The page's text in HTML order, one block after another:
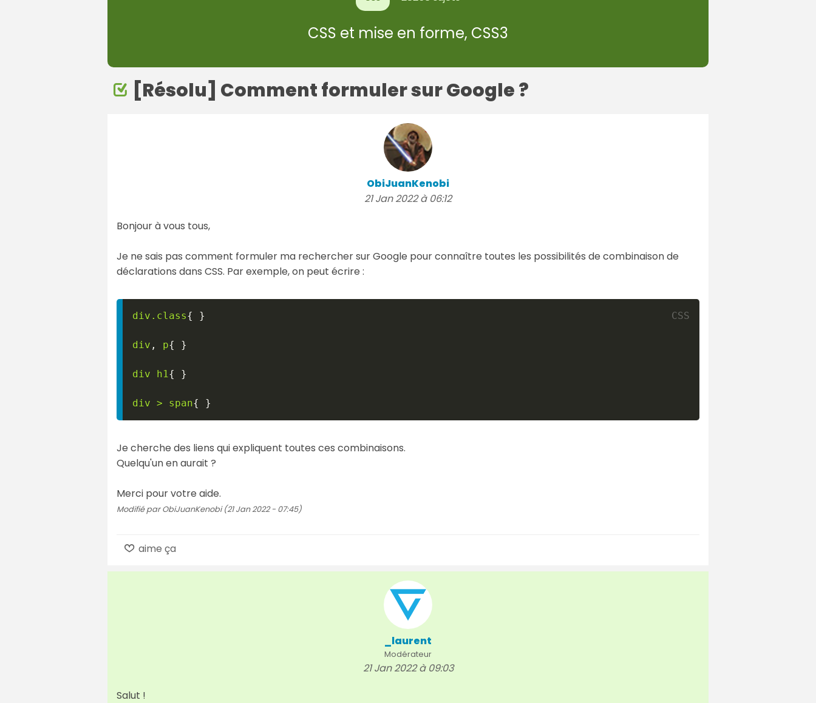
CSS et mise en forme, CSS3
[Résolu] Comment formuler sur Google ?
ObiJuanKenobi
21 Jan 2022 à 06:12
Bonjour à vous tous,
Je ne sais pas comment formuler ma rechercher sur Google pour connaître toutes les possibilités de combinaison de
déclarations dans CSS. Par exemple, on peut écrire :
div .class{ }
div , p{ }
div h1 { }
div > span{ }
Je cherche des liens qui expliquent toutes ces combinaisons.
Quelqu'un en aurait ?
Merci pour votre aide.
Modifié par ObiJuanKenobi (21 Jan 2022 - 07:45)
aime ça
_laurent
Modérateur
21 Jan 2022 à 09:03
Salut !